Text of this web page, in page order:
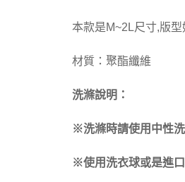
本款是M~2L尺寸,版型
材質：聚酯纖維
洗滌說明：
※洗滌時請使用中性
※使用洗衣球或是進